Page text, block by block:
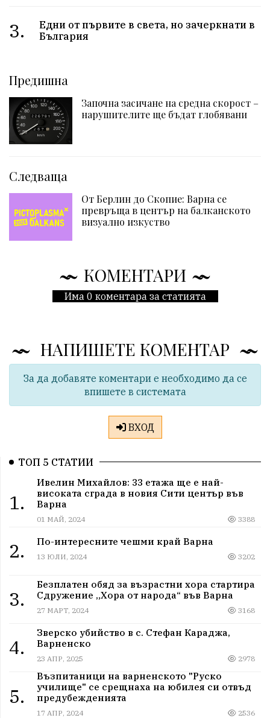
3.
Едни от първите в света, но зачеркнати в
България
Предишна
Започна засичане на средна скорост –
нарушителите ще бъдат глобявани
Следваща
От Берлин до Скопие: Варна се
превръща в център на балканското
визуално изкуство
КОМЕНТАРИ
Има 0 коментара за статията
НАПИШЕТЕ КОМЕНТАР
За да добавяте коментари е необходимо да се
впишете в системата
ВХОД
ТОП 5 СТАТИИ
1.
Ивелин Михайлов: 33 етажа ще е най-
високата сграда в новия Сити център във
Варна
01 МАЙ, 2024 3388
2. По-интересните чешми край Варна
13 ЮЛИ, 2024 3202
3.
Безплатен обяд за възрастни хора стартира
Сдружение „Хора от народа“ във Варна
27 МАРТ, 2024 3168
4.
Зверско убийство в с. Стефан Караджа,
Варненско
23 АПР, 2025 2978
5.
Възпитаници на варненското "Руско
училище" се срещнаха на юбилея си отвъд
предубежденията
17 АПР, 2024 2536